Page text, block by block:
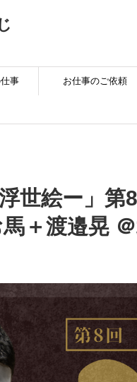
事 お仕事のご依頼
世絵ー」
＋渡邉晃